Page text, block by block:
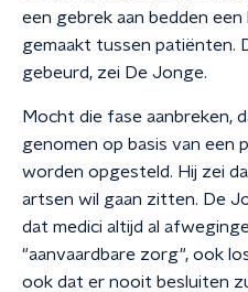
een gebrek aan bedden
gemaakt tussen patiënten.
gebeurd, zei De Jonge.
Mocht die fase aanbreken,
genomen op basis van
worden opgesteld. Hij zei
artsen wil gaan zitten. De
dat medici altijd al
"aanvaardbare zorg", ook
ook dat er nooit besluiten